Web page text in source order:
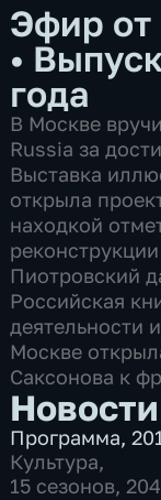
Эфир от
•
года
В Москве
Russia за
Выставка
открыла
находкой
Пиотровский
Российская
деятельности
Москве
Саксонова к
Программа,
Культура,
15 сезонов,